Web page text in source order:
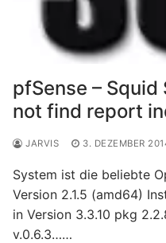
pfSense – Squid
not find report
JARVIS 3. DEZEMBER
System ist die beliebte
Version 2.1.5 (amd64)
in Version 3.3.10 pkg
v.0.6.3……